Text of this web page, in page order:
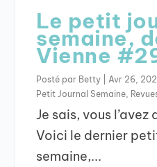
Le petit
semaine,
Vienne
Posté par Betty Avr 26,
Petit Journal Semaine
Je sais, vous
Voici le dernier
semaine,...